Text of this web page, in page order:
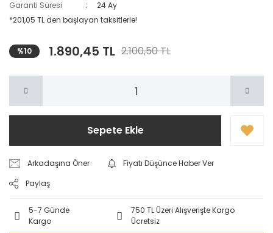
Garanti Süresi
24 Ay
*201,05 TL den başlayan taksitlerle!
%10 1.890,45 TL 2.100,50 TL
Sepete Ekle
Arkadaşına Öner
Fiyatı Düşünce Haber Ver
Paylaş
5-7 Günde
Kargo
750 TL Üzeri Alışverişte Kargo
Ücretsiz